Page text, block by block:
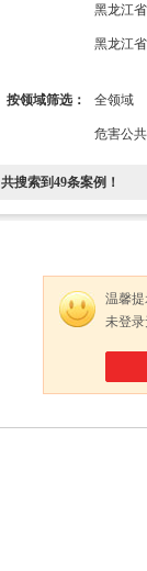
黑龙江
黑龙江
按领域筛选： 全领域
危害公
共搜索到49条案例！
温馨提
未登